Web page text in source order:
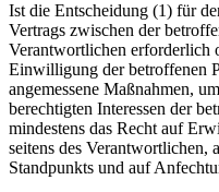
Ist die Entscheidung (1) für
Vertrags zwischen der
Verantwortlichen erforderlich
Einwilligung der betroffenen
angemessene Maßnahmen,
berechtigten Interessen der
mindestens das Recht auf
seitens des Verantwortlichen,
Standpunkts und auf